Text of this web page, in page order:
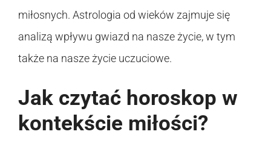
miłosnych. Astrologia od wieków zajmuje się
analizą wpływu gwiazd na nasze życie, w tym
także na nasze życie uczuciowe.
Jak czytać horoskop w
kontekście miłości?